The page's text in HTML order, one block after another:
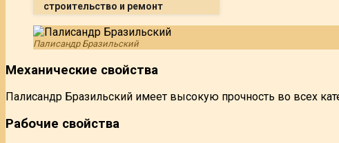
строительство и ремонт
Палисандр Бразильский
Механические свойства
Палисандр Бразильский имеет высокую прочность во всех
Рабочие свойства